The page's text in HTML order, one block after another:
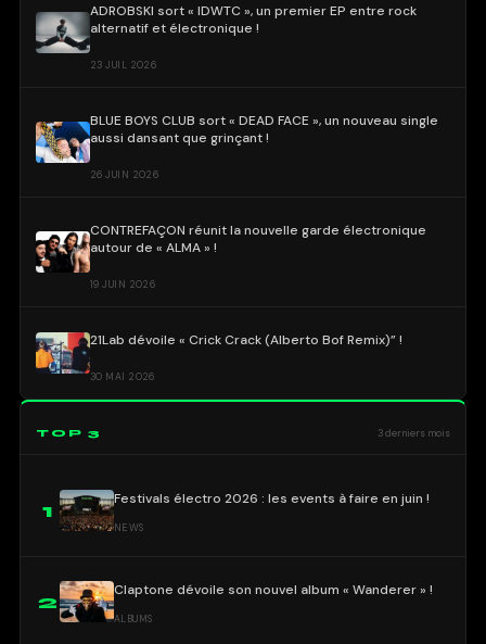
ADROBSKI sort « IDWTC », un premier EP entre rock
alternatif et électronique !
23 JUIL 2026
BLUE BOYS CLUB sort « DEAD FACE », un nouveau single
aussi dansant que grinçant !
26 JUIN 2026
CONTREFAÇON réunit la nouvelle garde électronique
autour de « ALMA » !
19 JUIN 2026
21Lab dévoile « Crick Crack (Alberto Bof Remix)” !
30 MAI 2026
TOP 3 3 derniers mois
1
Festivals électro 2026 : les events à faire en juin !
NEWS
2
Claptone dévoile son nouvel album « Wanderer » !
ALBUMS